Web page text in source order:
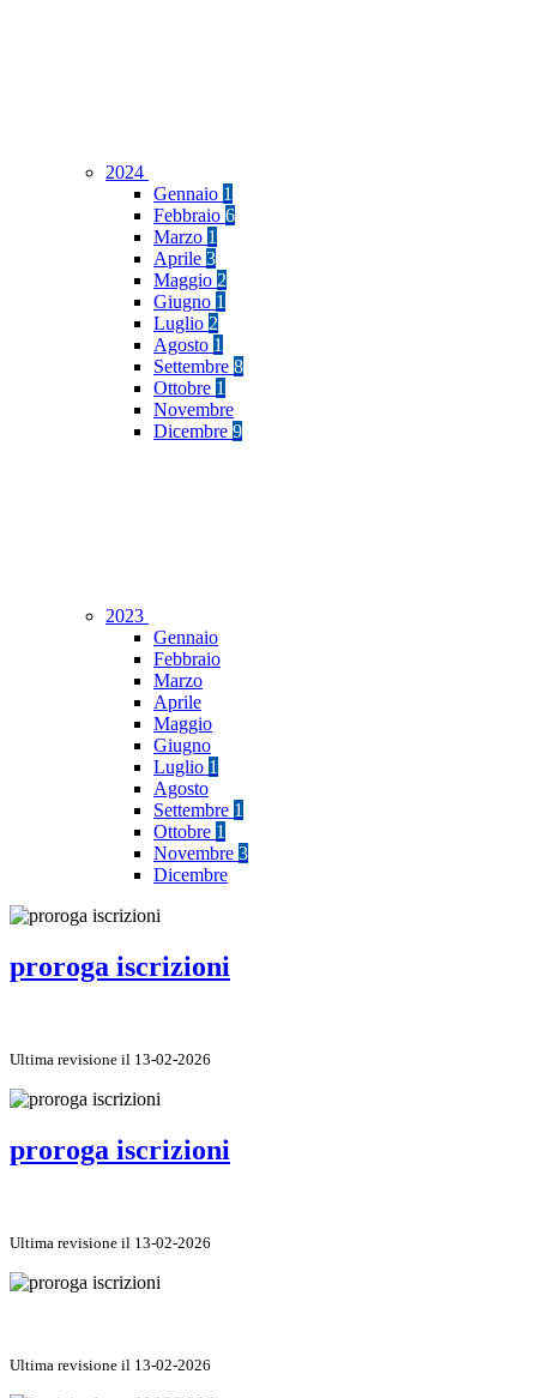
2024
Gennaio 1
Febbraio 6
Marzo 1
Aprile 3
Maggio 2
Giugno 1
Luglio 2
Agosto 1
Settembre 8
Ottobre 1
Novembre
Dicembre 9
2023
Gennaio
Febbraio
Marzo
Aprile
Maggio
Giugno
Luglio 1
Agosto
Settembre 1
Ottobre 1
Novembre 3
Dicembre
proroga iscrizioni
Ultima revisione il 13-02-2026
proroga iscrizioni
Ultima revisione il 13-02-2026
Ultima revisione il 13-02-2026